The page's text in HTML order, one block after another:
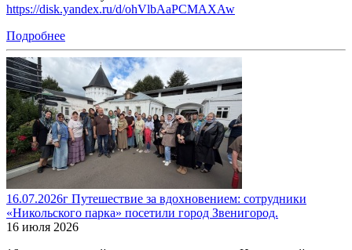
https://disk.yandex.ru/d/ohVlbAaPCMAXAw
Подробнее
16.07.2026г Путешествие за вдохновением: сотрудники
«Никольского парка» посетили город Звенигород.
16 июля 2026